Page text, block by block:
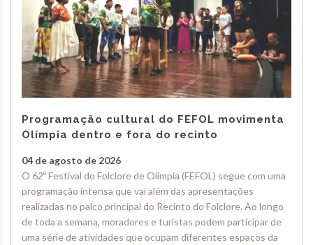
Programação cultural do FEFOL movimenta
Olímpia dentro e fora do recinto
04 de agosto de 2026
O 62º Festival do Folclore de Olímpia (FEFOL) segue com uma
programação intensa que vai além das apresentações
realizadas no palco principal do Recinto do Folclore. Ao longo
de toda a semana, moradores e turistas podem participar de
uma série de atividades que ocupam diferentes espaços da